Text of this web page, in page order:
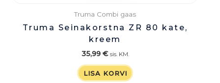
Truma Combi gaas
Truma Seinakorstna ZR 80 kate,
kreem
35,99 € sis. KM.
LISA KORVI